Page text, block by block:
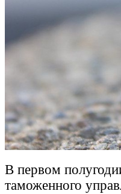
В первом
таможенного